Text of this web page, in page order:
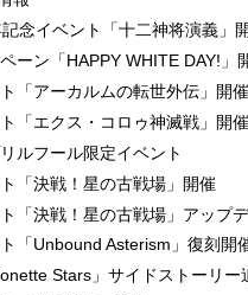
念イベント「十二神将演義」
ーン「HAPPY WHITE DAY!」
「アーカルムの転世外伝」開催
「エクス・コロゥ神滅戦」開催
ルフール限定イベント
「決戦！星の古戦場」開催
「決戦！星の古戦場」アップ
「Unbound Asterism」復刻開
Stars」サイドストーリー